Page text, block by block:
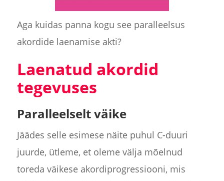
Aga kuidas panna kogu see paralleelsus
akordide laenamise akti?
Laenatud akordid
tegevuses
Paralleelselt väike
Jäädes selle esimese näite puhul C-duuri
juurde, ütleme, et oleme välja mõelnud
toreda väikese akordiprogressiooni, mis